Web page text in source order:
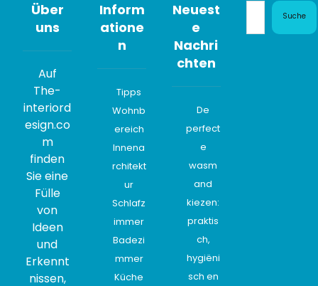
Über
uns
Auf
The-
interiord
esign.co
m
finden
Sie eine
Fülle
von
Ideen
und
Erkennt
nissen,
Inform
atione
n
Tipps
Wohnb
ereich
Innena
rchitekt
ur
Schlafz
immer
Badezi
mmer
Küche
Neuest
e
Nachri
chten
De
perfect
e
wasm
and
kiezen:
praktis
ch,
hygiëni
sch en
Suche